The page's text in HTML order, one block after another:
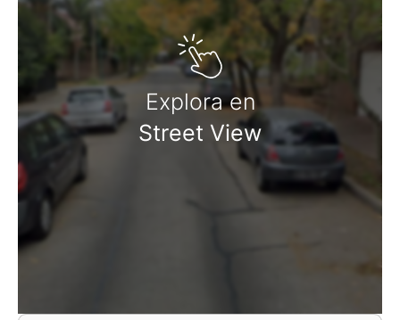
Explora en
Street View